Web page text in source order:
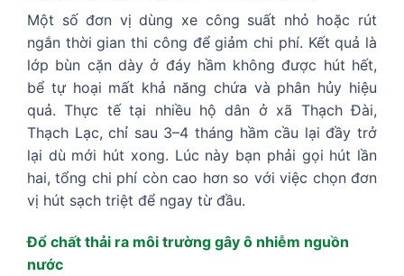
Một số đơn vị dùng xe công suất nhỏ hoặc rút
ngắn thời gian thi công để giảm chi phí. Kết quả là
lớp bùn cặn dày ở đáy hầm không được hút hết,
bể tự hoại mất khả năng chứa và phân hủy hiệu
quả. Thực tế tại nhiều hộ dân ở xã Thạch Đài,
Thạch Lạc, chỉ sau 3–4 tháng hầm cầu lại đầy trở
lại dù mới hút xong. Lúc này bạn phải gọi hút lần
hai, tổng chi phí còn cao hơn so với việc chọn đơn
vị hút sạch triệt để ngay từ đầu.
Đổ chất thải ra môi trường gây ô nhiễm nguồn
nước